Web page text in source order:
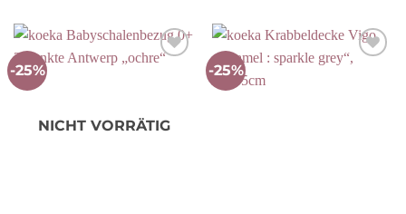
-25%
NICHT VORRÄTIG
-25%
Auf die